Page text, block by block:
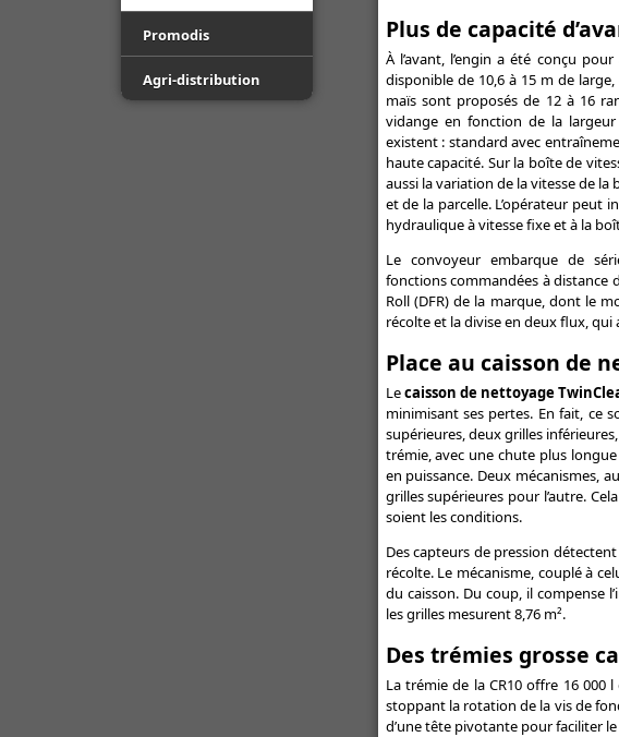
Promodis
Film - Ficelle - Filet - Conseil du
Agri-distribution
Plus de capacité
À l’avant, l’engin a été conçu
disponible de 10,6 à 15 m de
maïs sont proposés de 12 à 16
vidange en fonction de la
existent : standard avec
haute capacité. Sur la boîte de
aussi la variation de la vitesse de
et de la parcelle. L’opérateur peut
hydraulique à vitesse fixe et à la
Le convoyeur embarque de
fonctions commandées à distance
Roll (DFR) de la marque, dont le
récolte et la divise en deux flux,
Place au caisson de
Lecaisson de nettoyage
minimisant ses pertes. En fait, ce
supérieures, deux grilles
trémie, avec une chute plus
en puissance. Deux mécanismes,
grilles supérieures pour l’autre.
soient les conditions.
Des capteurs de pression
récolte. Le mécanisme, couplé à
du caisson. Du coup, il compense
les grilles mesurent 8,76 m².
Des trémies grosse
La trémie de la CR10 offre 16 000
stoppant la rotation de la vis de
d’une tête pivotante pour faciliter